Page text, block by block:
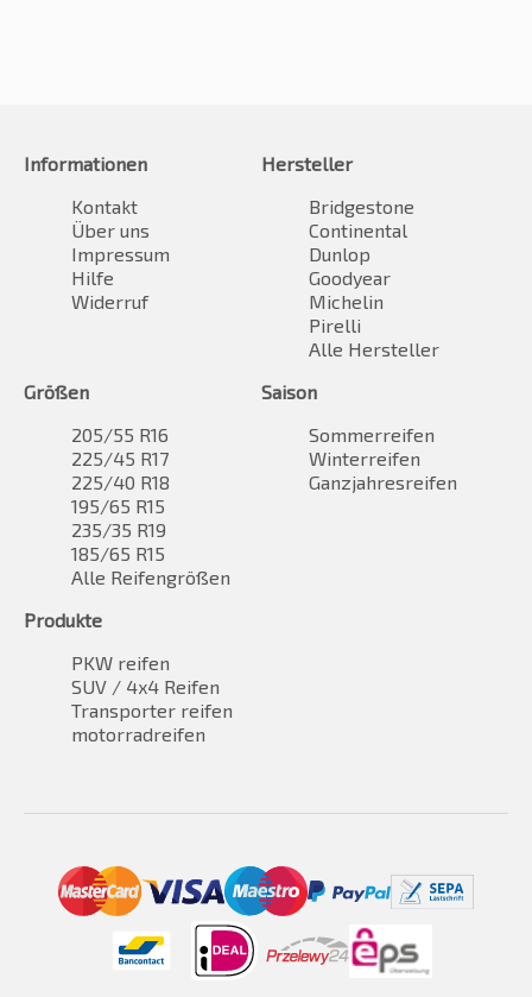
Informationen
Kontakt
Über uns
Impressum
Hilfe
Widerruf
Hersteller
Bridgestone
Continental
Dunlop
Goodyear
Michelin
Pirelli
Alle Hersteller
Größen
205/55 R16
225/45 R17
225/40 R18
195/65 R15
235/35 R19
185/65 R15
Alle Reifengrößen
Saison
Sommerreifen
Winterreifen
Ganzjahresreifen
Produkte
PKW reifen
SUV / 4x4 Reifen
Transporter reifen
motorradreifen